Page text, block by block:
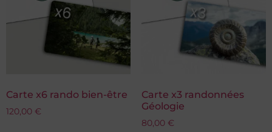
Carte x6 rando bien-être
120,00 €
Carte x3 randonnées
Géologie
80,00 €